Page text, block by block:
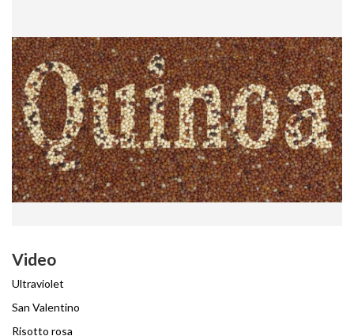
Video
Ultraviolet
San Valentino
Risotto rosa